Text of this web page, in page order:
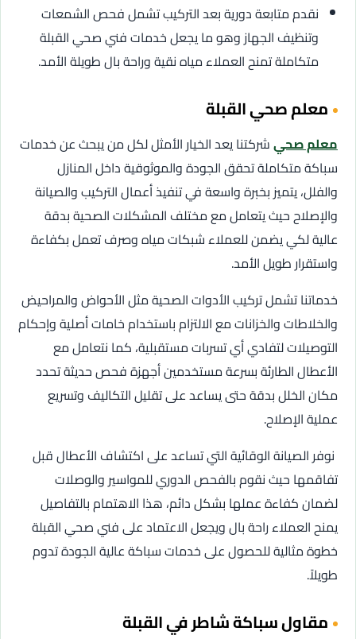
نقدم متابعة دورية بعد التركيب تشمل فحص الشمعات
وتنظيف الجهاز وهو ما يجعل خدمات فني صحي القبلة
متكاملة تمنح العملاء مياه نقية وراحة بال طويلة الأمد.
معلم صحي القبلة
معلم صحيشركتنا يعد الخيار الأمثل لكل من يبحث عن خدمات
سباكة متكاملة تحقق الجودة والموثوقية داخل المنازل
والفلل، يتميز بخبرة واسعة في تنفيذ أعمال التركيب والصيانة
والإصلاح حيث يتعامل مع مختلف المشكلات الصحية بدقة
عالية لكي يضمن للعملاء شبكات مياه وصرف تعمل بكفاءة
واستقرار طويل الأمد.
خدماتنا تشمل تركيب الأدوات الصحية مثل الأحواض والمراحيض
والخلاطات والخزانات مع الالتزام باستخدام خامات أصلية وإحكام
التوصيلات لتفادي أي تسربات مستقبلية، كما نتعامل مع
الأعطال الطارئة بسرعة مستخدمين أجهزة فحص حديثة تحدد
مكان الخلل بدقة حتى يساعد على تقليل التكاليف وتسريع
عملية الإصلاح.
نوفر الصيانة الوقائية التي تساعد على اكتشاف الأعطال قبل
تفاقمها حيث نقوم بالفحص الدوري للمواسير والوصلات
لضمان كفاءة عملها بشكل دائم، هذا الاهتمام بالتفاصيل
يمنح العملاء راحة بال ويجعل الاعتماد على فني صحي القبلة
خطوة مثالية للحصول على خدمات سباكة عالية الجودة تدوم
طويلاً.
مقاول سباكة شاطر في القبلة